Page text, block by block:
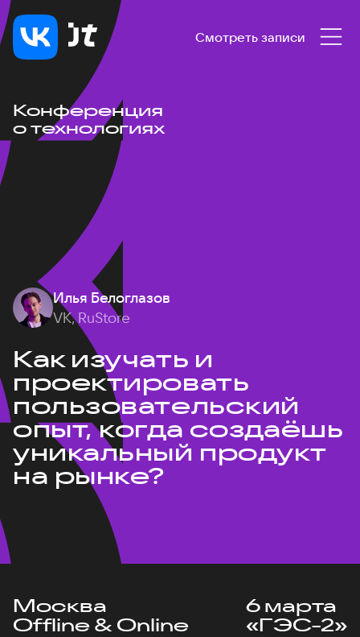
Смотреть записи
Конференция
о технологиях
Илья Белоглазов
VK, RuStore
Как изучать и
проектировать
пользовательский
опыт, когда создаёшь
уникальный продукт
на рынке?
Москва
Offline & Online
6 марта
«ГЭС-2»